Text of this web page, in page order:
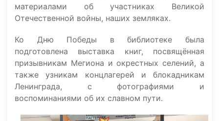
материалами об участниках Великой
Отечественной войны, наших земляках.
Ко Дню Победы в библиотеке была
подготовлена выставка книг, посвящённая
призывникам Мегиона и окрестных селений, а
также узникам концлагерей и блокадникам
Ленинграда, с фотографиями и
воспоминаниями об их славном пути.